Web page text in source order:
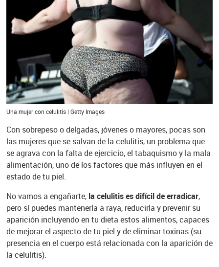
Una mujer con celulitis | Getty Images
Con sobrepeso o delgadas, jóvenes o mayores, pocas son
las mujeres que se salvan de la celulitis, un problema que
se agrava con la falta de ejercicio, el tabaquismo y la mala
alimentación, uno de los factores que más influyen en el
estado de tu piel.
No vamos a engañarte, la celulitis es difícil de erradicar,
pero sí puedes mantenerla a raya, reducirla y prevenir su
aparición incluyendo en tu dieta estos alimentos, capaces
de mejorar el aspecto de tu piel y de eliminar toxinas (su
presencia en el cuerpo está relacionada con la aparición de
la celulitis).